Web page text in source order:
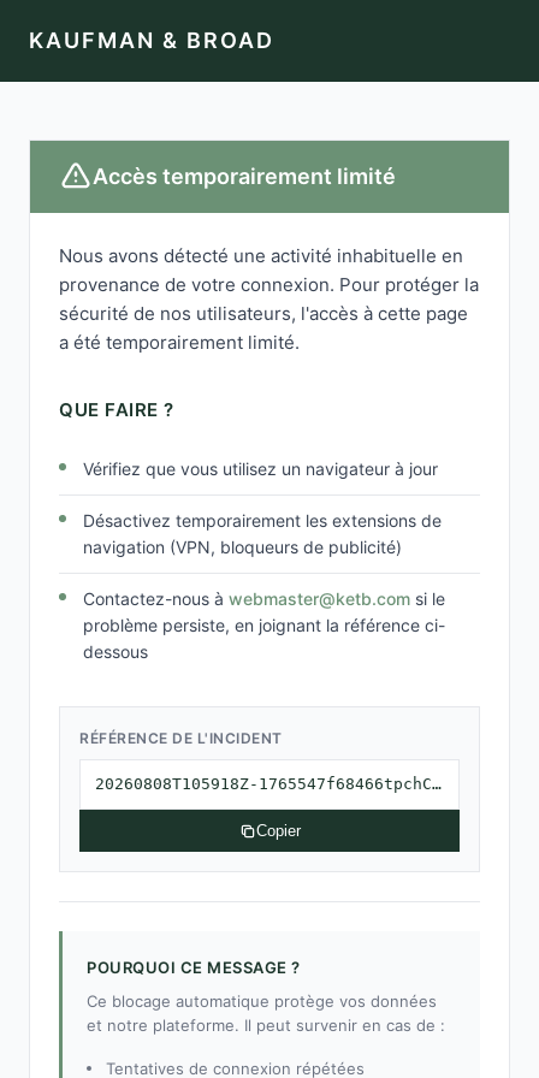
KAUFMAN & BROAD
Accès temporairement limité
Nous avons détecté une activité inhabituelle en
provenance de votre connexion. Pour protéger la
sécurité de nos utilisateurs, l'accès à cette page
a été temporairement limité.
QUE FAIRE ?
Vérifiez que vous utilisez un navigateur à jour
Désactivez temporairement les extensions de
navigation (VPN, bloqueurs de publicité)
Contactez-nous à webmaster@ketb.com si le
problème persiste, en joignant la référence ci-
dessous
RÉFÉRENCE DE L'INCIDENT
20260808T105918Z-1765547f68466tpchC1CHIpwe80000000wqg000000002d58
Copier
POURQUOI CE MESSAGE ?
Ce blocage automatique protège vos données
et notre plateforme. Il peut survenir en cas de :
Tentatives de connexion répétées